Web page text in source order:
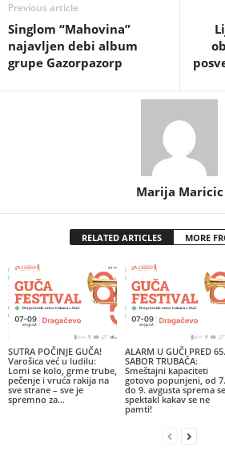
Previous article
Singlom “Mahovina”
najavljen debi album
grupe Gazorpazorp
Marija Maricic
RELATED ARTICLES MORE
SUTRA POČINJE GUČA!
Varošica već u ludilu:
Lomi se kolo, grme trube,
pečenje i vruća rakija na
sve strane – sve je
spremno za...
ALARM U GUČI PRED 65.
SABOR TRUBAČA:
Smeštajni kapaciteti
gotovo popunjeni, od 7.
do 9. avgusta sprema se
spektakl kakav se ne
pamti!